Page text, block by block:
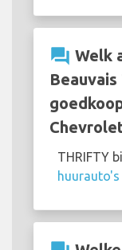
question_answer Welk
THRIFTY